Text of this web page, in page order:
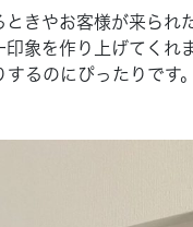
きやお客様が来られ
象を作り上げてくれ
るのにぴったりです